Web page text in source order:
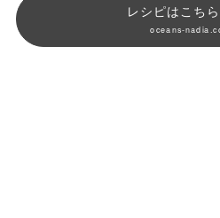
レシピはこち
oceans-